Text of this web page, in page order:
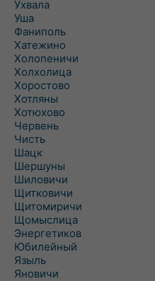
Ухвала
Уша
Фаниполь
Хатежино
Холопеничи
Холхолица
Хоростово
Хотляны
Хотюхово
Червень
Чисть
Шацк
Шершуны
Шиловичи
Щитковичи
Щитомиричи
Щомыслица
Энергетиков
Юбилейный
Языль
Яновичи